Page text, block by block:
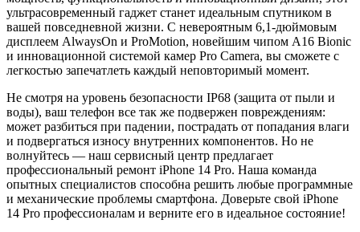
ультрасовременный гаджет станет идеальным спутником в
вашей повседневной жизни. С невероятным 6,1-дюймовым
дисплеем AlwaysOn и ProMotion, новейшим чипом A16 Bionic
и инновационной системой камер Pro Camera, вы сможете с
легкостью запечатлеть каждый неповторимый момент.
Не смотря на уровень безопасности IP68 (защита от пыли и
воды), ваш телефон все так же подвержен повреждениям:
может разбиться при падении, пострадать от попадания влаги
и подвергаться износу внутренних компонентов. Но не
волнуйтесь — наш сервисный центр предлагает
профессиональный ремонт iPhone 14 Pro. Наша команда
опытных специалистов способна решить любые программные
и механические проблемы смартфона. Доверьте свой iPhone
14 Pro профессионалам и верните его в идеальное состояние!